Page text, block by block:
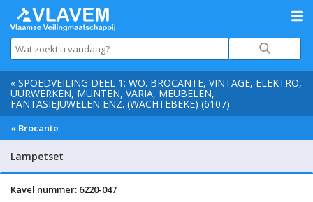
« SPOEDVEILING DEEL 1: WO. BROCANTE, VINTAGE, ELEKTRO,
UURWERKEN, MUNTEN, VARIA, MEUBELEN,
FANTASIEJUWELEN ENZ. (WACHTEBEKE) (6107)
« Brocante
Lampetset
Kavel nummer: 6220-047